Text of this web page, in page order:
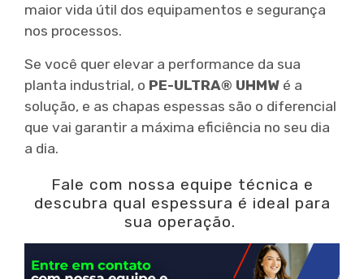
maior vida útil dos equipamentos e segurança
nos processos.
Se você quer elevar a performance da sua
planta industrial, o PE-ULTRA® UHMW é a
solução, e as chapas espessas são o diferencial
que vai garantir a máxima eficiência no seu dia
a dia.
Fale com nossa equipe técnica e
descubra qual espessura é ideal para
sua operação.